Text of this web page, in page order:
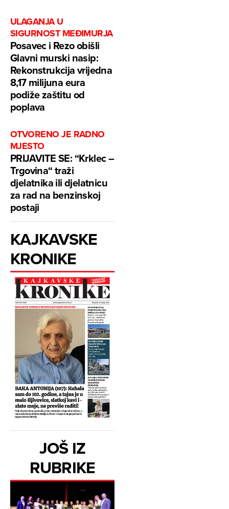
ULAGANJA U
SIGURNOST MEĐIMURJA
Posavec i Rezo obišli
Glavni murski nasip:
Rekonstrukcija vrijedna
8,17 milijuna eura
podiže zaštitu od
poplava
OTVORENO JE RADNO
MJESTO
PRIJAVITE SE: “Krklec –
Trgovina“ traži
djelatnika ili djelatnicu
za rad na benzinskoj
postaji
KAJKAVSKE
KRONIKE
JOŠ IZ
RUBRIKE